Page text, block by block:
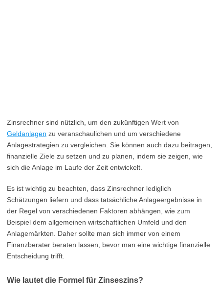
Zinsrechner sind nützlich, um den zukünftigen Wert von
Geldanlagen zu veranschaulichen und um verschiedene
Anlagestrategien zu vergleichen. Sie können auch dazu beitragen,
finanzielle Ziele zu setzen und zu planen, indem sie zeigen, wie
sich die Anlage im Laufe der Zeit entwickelt.
Es ist wichtig zu beachten, dass Zinsrechner lediglich
Schätzungen liefern und dass tatsächliche Anlageergebnisse in
der Regel von verschiedenen Faktoren abhängen, wie zum
Beispiel dem allgemeinen wirtschaftlichen Umfeld und den
Anlagemärkten. Daher sollte man sich immer von einem
Finanzberater beraten lassen, bevor man eine wichtige finanzielle
Entscheidung trifft.
Wie lautet die Formel für Zinseszins?